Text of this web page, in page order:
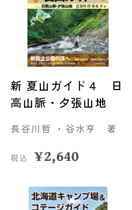
新 夏山ガイド４ 日
高山脈・夕張山地
長谷川哲 ・谷水亨 著
税込 ¥2,640